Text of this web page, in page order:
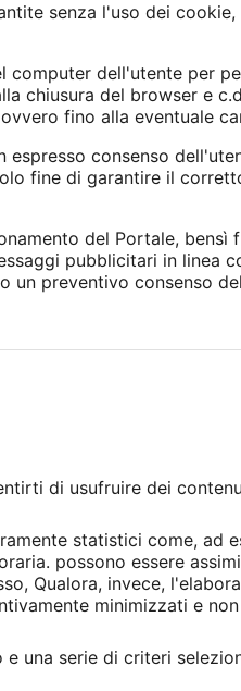
senza l'uso dei
computer dell'utente per
chiusura del browser e
fino alla eventuale
consenso
fine di garantire il
del Portale, bensì
pubblicitari in linea
un preventivo consenso
di usufruire dei
statistici come, ad
possono essere
Qualora, invece,
minimizzati e
una serie di criteri